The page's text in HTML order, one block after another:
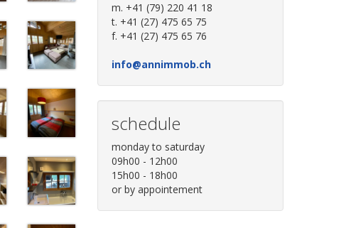
m. +41 (79) 220 41 18
t. +41 (27) 475 65 75
f. +41 (27) 475 65 76
info@annimmob.ch
schedule
monday to saturday
09h00 - 12h00
15h00 - 18h00
or by appointement